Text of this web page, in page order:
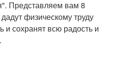
Представляем вам 8
физическому труду
и сохранят всю радость и